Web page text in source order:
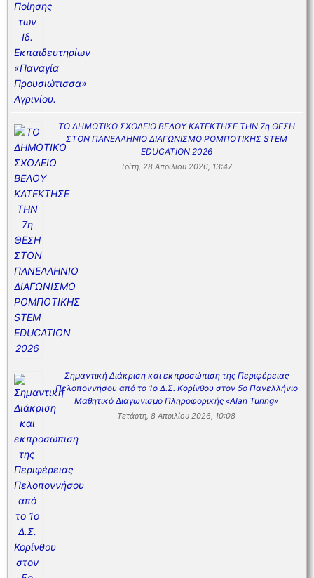
ΤΟ ΔΗΜΟΤΙΚΟ ΣΧΟΛΕΙΟ ΒΕΛΟΥ ΚΑΤΕΚΤΗΣΕ ΤΗΝ 7η ΘΕΣΗ
ΣΤΟΝ ΠΑΝΕΛΛΗΝΙΟ ΔΙΑΓΩΝΙΣΜΟ ΡΟΜΠΟΤΙΚΗΣ STEM
EDUCATION 2026
Τρίτη, 28 Απριλίου 2026, 13:47
Σημαντική Διάκριση και εκπροσώπιση της Περιφέρειας
Πελοποννήσου από το 1ο Δ.Σ. Κορίνθου στον 5ο Πανελλήνιο
Μαθητικό Διαγωνισμό Πληροφορικής «Alan Turing»
Τετάρτη, 8 Απριλίου 2026, 10:08